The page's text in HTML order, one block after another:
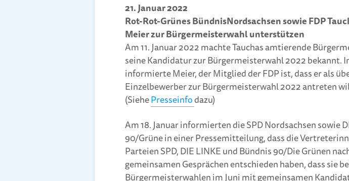
21. Januar 2022
Rot-Rot-Grünes BündnisNordsachsen sowie FDP
Meier zur Bürgermeisterwahl unterstützen
Am 11. Januar 2022 machte Tauchas amtierende
seine Kandidatur zur Bürgermeisterwahl 2022 bekannt.
informierte Meier, der Mitglied der FDP ist, dass er als
Einzelbewerber zur Bürgermeisterwahl 2022 antreten
(SiehePresseinfodazu)
Am 18. Januar informierten die SPD Nordsachsen sowie
90/Grüne in einer Pressemitteilung, dass die
Parteien SPD, DIE LINKE und Bündnis 90/Die Grünen
gemeinsamen Gesprächen entschieden haben, dass sie
Bürgermeisterwahlen im Juni mit gemeinsamen